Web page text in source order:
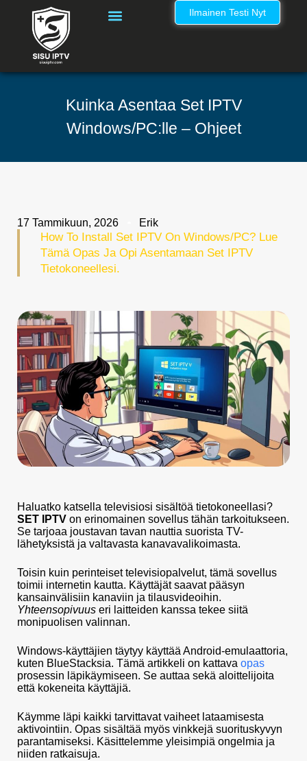
Ilmainen Testi Nyt
Kuinka Asentaa Set IPTV
Windows/PC:lle – Ohjeet
17 Tammikuun, 2026 Erik
How To Install Set IPTV On Windows/PC? Lue
Tämä Opas Ja Opi Asentamaan Set IPTV
Tietokoneellesi.
Haluatko katsella televisiosi sisältöä tietokoneellasi?
SET IPTV on erinomainen sovellus tähän tarkoitukseen.
Se tarjoaa joustavan tavan nauttia suorista TV-
lähetyksistä ja valtavasta kanavavalikoimasta.
Toisin kuin perinteiset televisiopalvelut, tämä sovellus
toimii internetin kautta. Käyttäjät saavat pääsyn
kansainvälisiin kanaviin ja tilausvideoihin.
Yhteensopivuus eri laitteiden kanssa tekee siitä
monipuolisen valinnan.
Windows-käyttäjien täytyy käyttää Android-emulaattoria,
kuten BlueStacksia. Tämä artikkeli on kattava opas
prosessin läpikäymiseen. Se auttaa sekä aloittelijoita
että kokeneita käyttäjiä.
Käymme läpi kaikki tarvittavat vaiheet lataamisesta
aktivointiin. Opas sisältää myös vinkkejä suorituskyvyn
parantamiseksi. Käsittelemme yleisimpiä ongelmia ja
niiden ratkaisuja.